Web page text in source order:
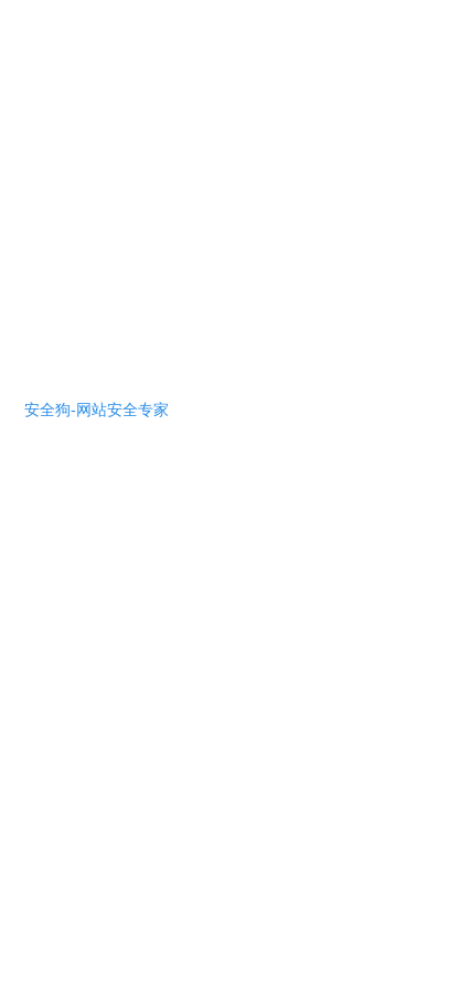
安全狗-网站安全专家